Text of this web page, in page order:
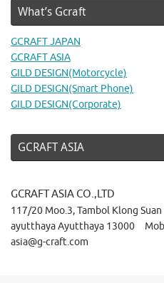
What’s Gcraft
GCRAFT JAPAN
GCRAFT ASIA
GILD DESIGN(Motorcycle)
GILD DESIGN(Smart Phone)
GILD DESIGN(Corporate)
GCRAFT ASIA
GCRAFT ASIA CO.,LTD
117/20 Moo.3, Tambol Klong
ayutthaya Ayutthaya 13000
asia@g-craft.com